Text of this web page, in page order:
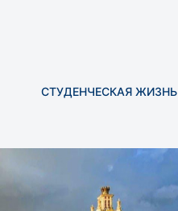
СТУДЕНЧЕСКАЯ ЖИЗНЬ